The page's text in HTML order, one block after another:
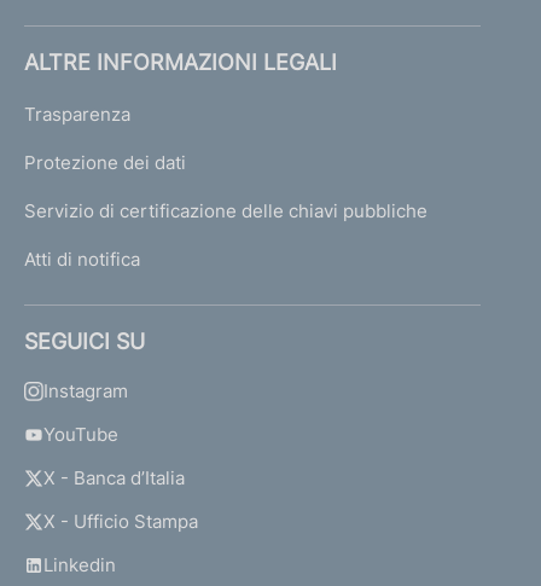
ALTRE INFORMAZIONI LEGALI
Trasparenza
Protezione dei dati
Servizio di certificazione delle chiavi pubbliche
Atti di notifica
SEGUICI SU
Instagram
YouTube
X - Banca d’Italia
X - Ufficio Stampa
Linkedin